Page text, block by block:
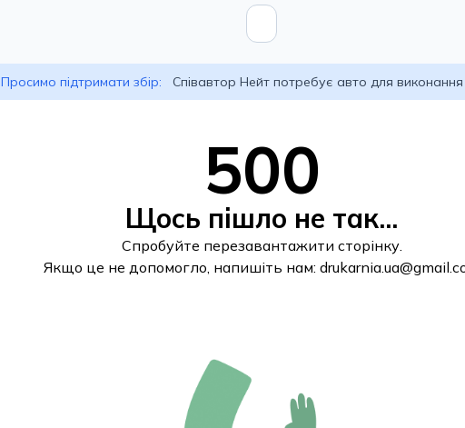
Просимо підтримати збір: Співавтор Нейт потребує авто для
500
Щось пішло не так...
Спробуйте перезавантажити сторінку.
Якщо це не допомогло, напишіть нам: